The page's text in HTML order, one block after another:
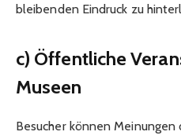
bleibenden Eindruck zu
c) Öffentliche
Museen
Besucher können